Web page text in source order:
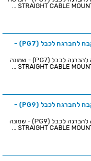
מחבר M12 לסנסור - נקבה להברגה לכבל (PG7) -
מחבר M12 לסנסור - נקבה להברגה לכבל (PG7) - שמונה
מחבר M12 לסנסור - נקבה להברגה לכבל (PG9) -
מחבר M12 לסנסור - נקבה להברגה לכבל (PG9) - שמונה